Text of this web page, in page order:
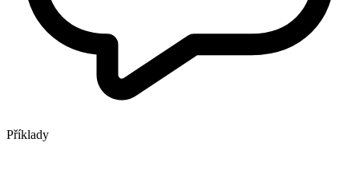
Příklady